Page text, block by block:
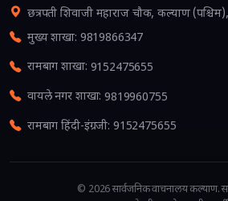
छत्रपती शिवाजी महाराज चौक, कल्याण
मुख्य शाखा: 9819866347
रामबाग शाखा: 9152475655
वायले नगर शाखा:9819960755
रामबाग हिंदी-इंग्रजी: 9152475655
© 2026सार्वजनिक वाचनालय कल्याण.